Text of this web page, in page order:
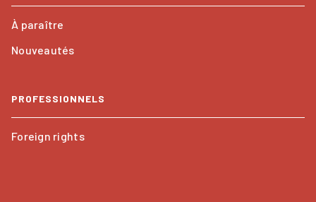
À paraître
Nouveautés
PROFESSIONNELS
Foreign rights